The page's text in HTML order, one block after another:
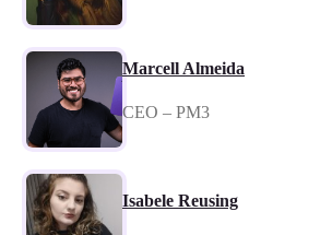
Marcell Almeida
CEO – PM3
Isabele Reusing